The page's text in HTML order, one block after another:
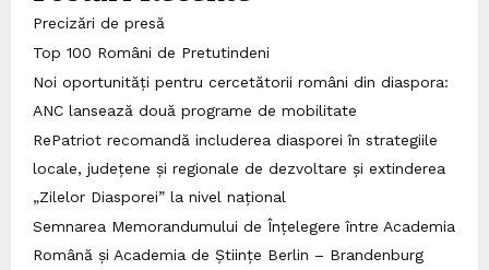
Precizări de presă
Top 100 Români de Pretutindeni
Noi oportunități pentru cercetătorii români din diaspora:
ANC lansează două programe de mobilitate
RePatriot recomandă includerea diasporei în strategiile
locale, județene și regionale de dezvoltare și extinderea
„Zilelor Diasporei” la nivel național
Semnarea Memorandumului de Înțelegere între Academia
Română și Academia de Științe Berlin – Brandenburg